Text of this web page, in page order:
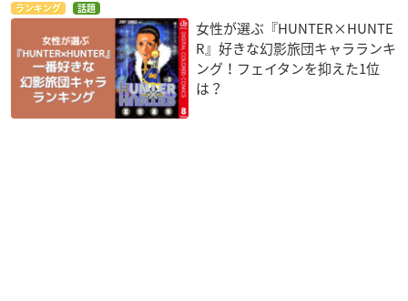
ランキング 話題
女性が選ぶ『HUNTER×HUNTE
R』好きな幻影旅団キャラランキ
ング！フェイタンを抑えた1位
は？